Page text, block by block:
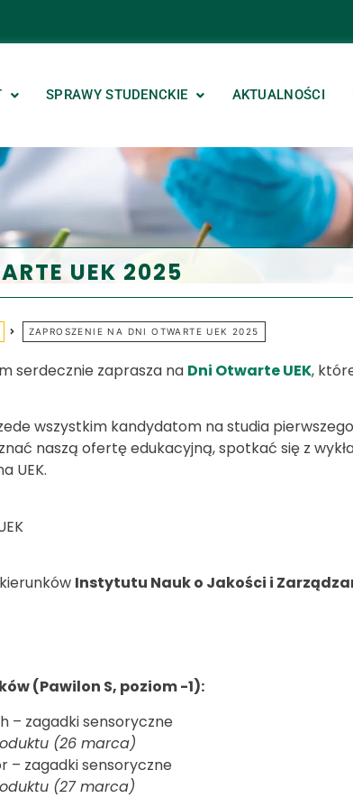
SPRAWY STUDENCKIE AKTUALNOŚCI
UEK 2025
ZAPROSZENIE NA DNI OTWARTE UEK 2025
serdecznie zaprasza na Dni Otwarte UEK,
wszystkim kandydatom na studia
naszą ofertę edukacyjną, spotkać się z
UEK.
Instytutu Nauk o Jakości i
(Pawilon S, poziom -1):
– zagadki sensoryczne
(26 marca)
– zagadki sensoryczne
(27 marca)